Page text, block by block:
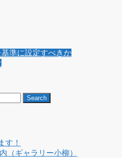
準に設定すべきか
す！
（ギャラリー小柳）